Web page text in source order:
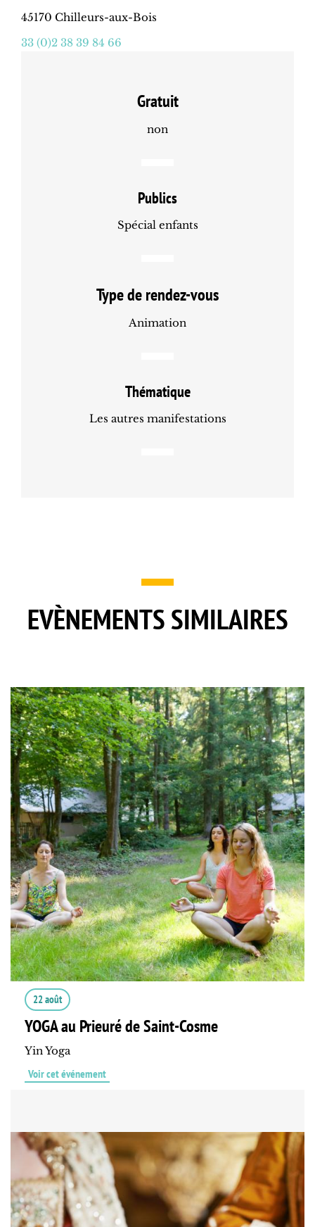
45170 Chilleurs-aux-Bois
33 (0)2 38 39 84 66
Gratuit
non
Publics
Spécial enfants
Type de rendez-vous
Animation
Thématique
Les autres manifestations
EVÈNEMENTS SIMILAIRES
22 août
YOGA au Prieuré de Saint-Cosme
Yin Yoga
Voir cet événement